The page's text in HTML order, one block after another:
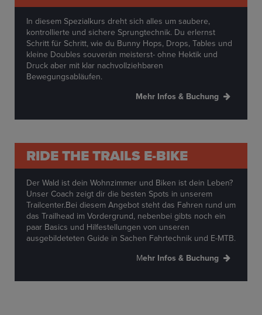
In diesem Spezialkurs dreht sich alles um saubere,
kontrollierte und sichere Sprungtechnik. Du erlernst
Schritt für Schritt, wie du Bunny Hops, Drops, Tables und
kleine Doubles souverän meisterst- ohne Hektik und
Druck aber mit klar nachvollziehbaren
Bewegungsabläufen.
Mehr Infos & Buchung
RIDE THE TRAILS E-BIKE
Der Wald ist dein Wohnzimmer und Biken ist dein Leben?
Unser Coach zeigt dir die besten Spots in unserem
Trailcenter.Bei diesem Angebot steht das Fahren rund um
das Trailhead im Vordergrund, nebenbei gibts noch ein
paar Basics und Hilfestellungen von unseren
ausgebildeteten Guide in Sachen Fahrtechnik und E-MTB.
Mehr Infos & Buchung